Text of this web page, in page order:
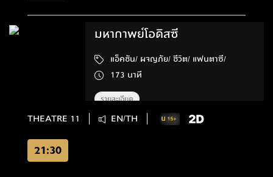
มหากาพย์โอดิสซี
แอ็คชัน/ ผจญภัย/ ชีวิต/ แฟนตาซี/
173 นาที
รายละเอียด
THEATRE 11 EN/TH
21:30